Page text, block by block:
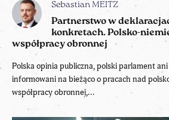
Sebastian MEITZ
Partnerstwo w
konkretach. Polsko-
współpracy obronnej
Polska opinia publiczna, polski parlament
informowani na bieżąco o pracach nad
współpracy obronnej,...